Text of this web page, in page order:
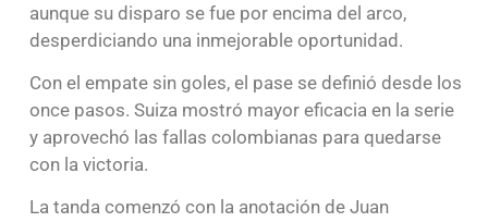
aunque su disparo se fue por encima del arco,
desperdiciando una inmejorable oportunidad.
Con el empate sin goles, el pase se definió desde los
once pasos. Suiza mostró mayor eficacia en la serie
y aprovechó las fallas colombianas para quedarse
con la victoria.
La tanda comenzó con la anotación de Juan